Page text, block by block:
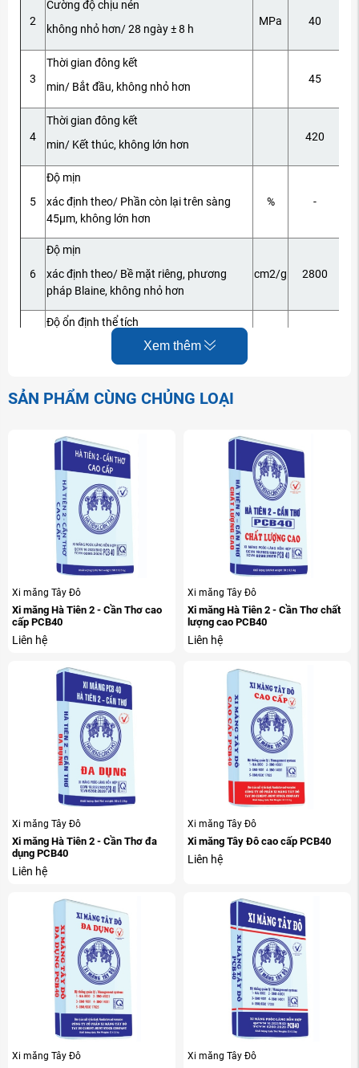
2
Cường độ chịu nén
không nhỏ hơn/ 28 ngày ± 8 h
MPa 40
3
Thời gian đông kết
min/ Bắt đầu, không nhỏ hơn
45
4
Thời gian đông kết
min/ Kết thúc, không lớn hơn
420
5
Độ mịn
xác định theo/ Phần còn lại trên sàng
45μm, không lớn hơn
% -
6
Độ mịn
xác định theo/ Bề mặt riêng, phương
pháp Blaine, không nhỏ hơn
cm2/g 2800
Độ ổn định thể tích
xác định theo phương pháp Le Chatelier,
không lớn hơn
Hàm lượng anhydric sunphuric (SO3)
Hàm lượng mất khi nung (MKN)
không lớn hơn/ Khi sử dụng phụ gia đá
%
Hàm lượng mất khi nung (MKN)
không lớn hơn/ Khi sử dụng phụ gia
pozzolan
%
11
Độ nở autoclave1)
không lớn hơn
% 0,8
Xem thêm
SẢN PHẨM CÙNG CHỦNG LOẠI
Xi măng Tây Đô
Xi măng Hà Tiên 2 - Cần Thơ cao
cấp PCB40
Liên hệ
Xi măng Tây Đô
Xi măng Hà Tiên 2 - Cần Thơ chất
lượng cao PCB40
Liên hệ
Xi măng Tây Đô
Xi măng Hà Tiên 2 - Cần Thơ đa
dụng PCB40
Liên hệ
Xi măng Tây Đô
Xi măng Tây Đô cao cấp PCB40
Liên hệ
Xi măng Tây Đô Xi măng Tây Đô